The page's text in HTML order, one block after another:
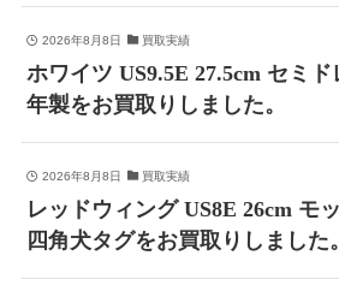
2026年8月8日 買取実績
ホワイツ US9.5E 27.5cm セミド
年製をお買取りしました。
2026年8月8日 買取実績
レッドウィング US8E 26cm モ
四角犬タグをお買取りしました。